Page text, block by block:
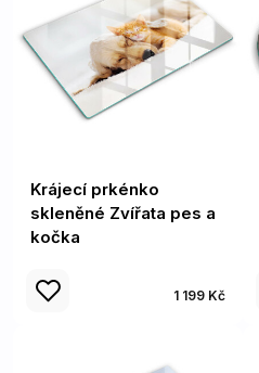
Krájecí prkénko
skleněné Zvířata pes a
kočka
1 199 Kč